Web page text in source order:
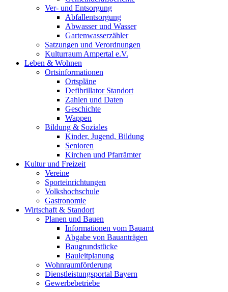
Ver- und Entsorgung
Abfallentsorgung
Abwasser und Wasser
Gartenwasserzähler
Satzungen und Verordnungen
Kulturraum Ampertal e.V.
Leben & Wohnen
Ortsinformationen
Ortspläne
Defibrillator Standort
Zahlen und Daten
Geschichte
Wappen
Bildung & Soziales
Kinder, Jugend, Bildung
Senioren
Kirchen und Pfarrämter
Kultur und Freizeit
Vereine
Sporteinrichtungen
Volkshochschule
Gastronomie
Wirtschaft & Standort
Planen und Bauen
Informationen vom Bauamt
Abgabe von Bauanträgen
Baugrundstücke
Bauleitplanung
Wohnraumförderung
Dienstleistungsportal Bayern
Gewerbebetriebe